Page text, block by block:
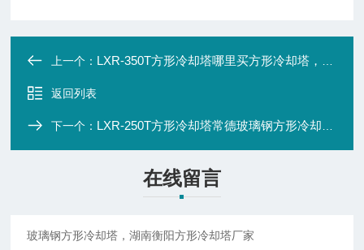
上一个： LXR-350T方形冷却塔哪里买方形冷却塔，长沙方形冷却塔厂家
返回列表
下一个： LXR-250T方形冷却塔常德玻璃钢方形冷却塔，湖南常德方形冷却塔厂家
在线留言